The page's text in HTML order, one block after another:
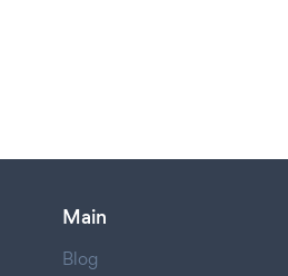
Main
Blog